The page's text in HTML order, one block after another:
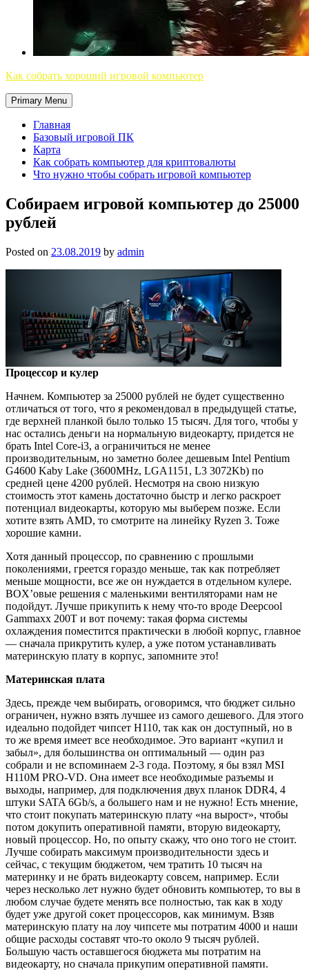
Как собрать хороший игровой компьютер
Primary Menu
Главная
Базовый игровой ПК
Карта
Как собрать компьютер для криптовалюты
Что нужно чтобы собрать игровой компьютер
Собираем игровой компьютер до 25000
рублей
Posted on 23.08.2019 by admin
Процессор и кулер
Начнем. Компьютер за 25000 рублей не будет существенно
отличаться от того, что я рекомендовал в предыдущей статье,
где верхней планкой было только 15 тысяч. Для того, чтобы у
нас остались деньги на нормальную видеокарту, придется не
брать Intel Core-i3, а ограничиться не менее
производительным, но заметно более дешевым Intel Pentium
G4600 Kaby Lake (3600MHz, LGA1151, L3 3072Kb) по
средней цене 4200 рублей. Несмотря на свою низкую
стоимость этот камень достаточно быстр и легко раскроет
потенциал видеокарты, которую мы выберем позже. Если
хотите взять AMD, то смотрите на линейку Ryzen 3. Тоже
хорошие камни.
Хотя данный процессор, по сравнению с прошлыми
поколениями, греется гораздо меньше, так как потребляет
меньше мощности, все же он нуждается в отдельном кулере.
BOX’овые решения с маленькими вентиляторами нам не
подойдут. Лучше прикупить к нему что-то вроде Deepcool
Gammaxx 200T и вот почему: такая форма системы
охлаждения поместится практически в любой корпус, главное
— сначала прикрутить кулер, а уже потом устанавливать
материнскую плату в корпус, запомните это!
Материнская плата
Здесь, прежде чем выбирать, оговоримся, что бюджет сильно
ограничен, нужно взять лучшее из самого дешевого. Для этого
идеально подойдет чипсет H110, так как он доступный, но в
то же время имеет все необходимое. Это вариант «купил и
забыл», для большинства он оптимальный — один раз
собрали и не вспоминаем 2-3 года. Поэтому, я бы взял MSI
H110M PRO-VD. Она имеет все необходимые разъемы и
выходы, например, для подключения двух планок DDR4, 4
штуки SATA 6Gb/s, а большего нам и не нужно! Есть мнение,
что стоит покупать материнскую плату «на вырост», чтобы
потом докупить оперативной памяти, вторую видеокарту,
новый процессор. Но, по опыту скажу, что оно того не стоит.
Лучше собирать максимум производительности здесь и
сейчас, с текущим бюджетом, чем тратить 10 тысяч на
материнку и не брать видеокарту совсем, например. Если
через несколько лет нужно будет обновить компьютер, то вы в
любом случае будете менять все полностью, так как в ходу
будет уже другой сокет процессоров, как минимум. Взяв
материнскую плату на лоу чипсете мы потратим 4000 и наши
общие расходы составят что-то около 9 тысяч рублей.
Большую часть оставшегося бюджета мы потратим на
видеокарту, но сначала прикупим оперативной памяти.